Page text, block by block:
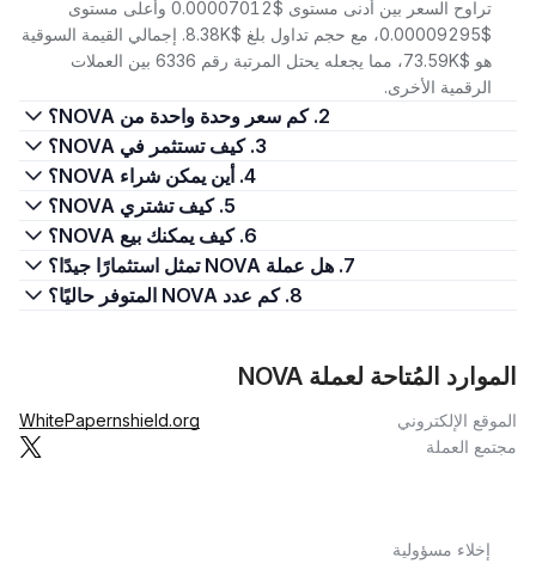
تراوح السعر بين أدنى مستوى $0.00007012 وأعلى مستوى
$0.00009295، مع حجم تداول بلغ $8.38K. إجمالي القيمة السوقية
هو $73.59K، مما يجعله يحتل المرتبة رقم 6336 بين العملات
الرقمية الأخرى.
2. كم سعر وحدة واحدة من NOVA؟
3. كيف تستثمر في NOVA؟
4. أين يمكن شراء NOVA؟
5. كيف تشتري NOVA؟
6. كيف يمكنك بيع NOVA؟
7. هل عملة NOVA تمثل استثمارًا جيدًا؟
8. كم عدد NOVA المتوفر حاليًا؟
الموارد المُتاحة لعملة NOVA
الموقع الإلكتروني nshield.org
WhitePaper
مجتمع العملة
إخلاء مسؤولية